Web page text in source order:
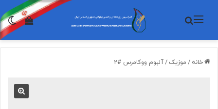
منو جستجو برای
خانه / موزیک /آلبوم ووکامرس #2